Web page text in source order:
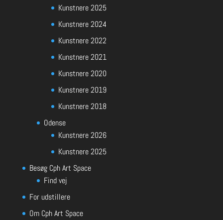
Kunstnere 2025
Kunstnere 2024
Kunstnere 2022
Kunstnere 2021
Kunstnere 2020
Kunstnere 2019
Kunstnere 2018
Odense
Kunstnere 2026
Kunstnere 2025
Besøg Cph Art Space
Find vej
For udstillere
Om Cph Art Space